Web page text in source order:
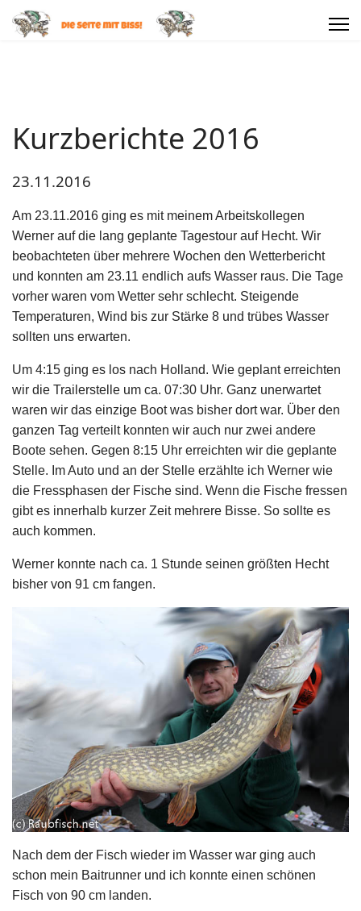
Kurzberichte 2016
23.11.2016
Am 23.11.2016 ging es mit meinem Arbeitskollegen
Werner auf die lang geplante Tagestour auf Hecht. Wir
beobachteten über mehrere Wochen den Wetterbericht
und konnten am 23.11 endlich aufs Wasser raus. Die Tage
vorher waren vom Wetter sehr schlecht. Steigende
Temperaturen, Wind bis zur Stärke 8 und trübes Wasser
sollten uns erwarten.
Um 4:15 ging es los nach Holland. Wie geplant erreichten
wir die Trailerstelle um ca. 07:30 Uhr. Ganz unerwartet
waren wir das einzige Boot was bisher dort war. Über den
ganzen Tag verteilt konnten wir auch nur zwei andere
Boote sehen. Gegen 8:15 Uhr erreichten wir die geplante
Stelle. Im Auto und an der Stelle erzählte ich Werner wie
die Fressphasen der Fische sind. Wenn die Fische fressen
gibt es innerhalb kurzer Zeit mehrere Bisse. So sollte es
auch kommen.
Werner konnte nach ca. 1 Stunde seinen größten Hecht
bisher von 91 cm fangen.
Nach dem der Fisch wieder im Wasser war ging auch
schon mein Baitrunner und ich konnte einen schönen
Fisch von 90 cm landen.